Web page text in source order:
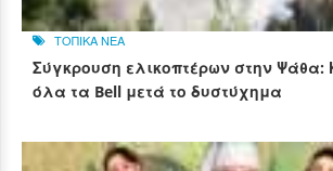
ΤΟΠΙΚΑ ΝΕΑ
Σύγκρουση ελικοπτέρων στην
όλα τα Bell μετά το δυστύχημα